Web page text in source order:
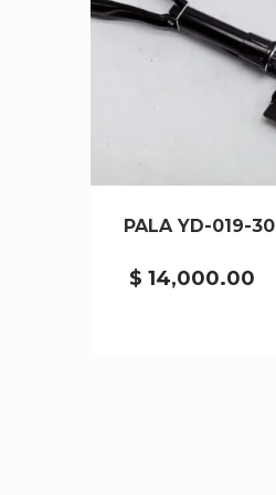
PALA YD-019-30
$ 14,000.00